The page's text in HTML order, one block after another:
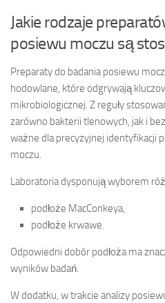
Jakie rodzaje
posiewu moczu są
Preparaty do badania posiewu
hodowlane, które odgrywają
mikrobiologicznej. Z reguły
zarówno bakterii tlenowych, jak i
ważne dla precyzyjnej identyfikacji
moczu.
Laboratoria dysponują wyborem
podłoże MacConkeya,
podłoże krwawe.
Odpowiedni dobór podłoża ma
wyników badań.
W dodatku, w trakcie analizy